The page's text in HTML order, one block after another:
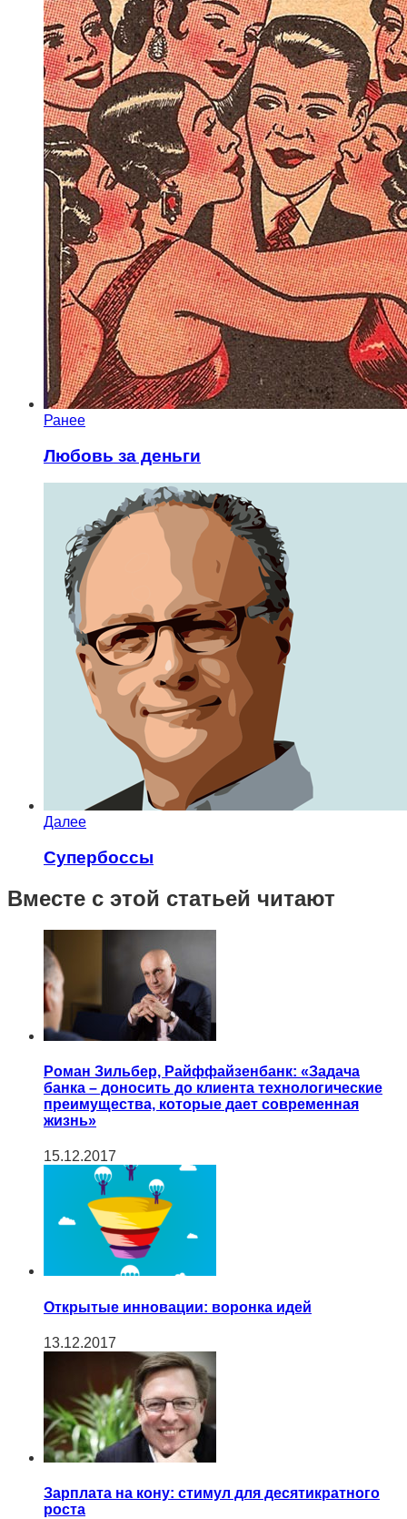
Ранее
Любовь за деньги
Далее
Супербоссы
Вместе с этой статьей читают
Роман Зильбер, Райффайзенбанк: «Задача
банка – доносить до клиента технологические
преимущества, которые дает современная
жизнь»
15.12.2017
Открытые инновации: воронка идей
13.12.2017
Зарплата на кону: стимул для десятикратного
роста